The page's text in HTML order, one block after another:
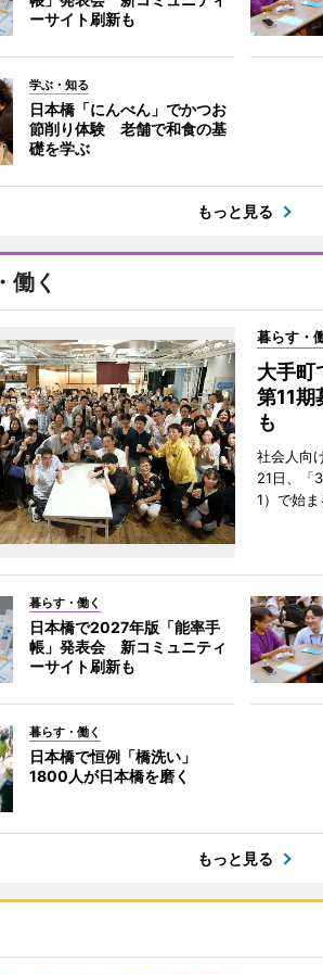
ーサイト刷新も
学ぶ・知る
日本橋「にんべん」でかつお
節削り体験 老舗で和食の基
礎を学ぶ
もっと見る
働く
暮らす・
大手町
第11
も
社会人向
21日、「
1）で始ま
暮らす・働く
日本橋で2027年版「能率手
帳」発表会 新コミュニティ
ーサイト刷新も
暮らす・働く
日本橋で恒例「橋洗い」
1800人が日本橋を磨く
もっと見る